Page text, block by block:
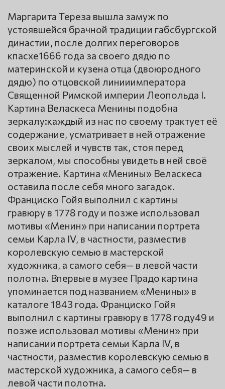
Маргарита Тереза вышла замуж по
устоявшейся брачной традиции габсбургской
династии, после долгих переговоров
кпасхе1666 года за своего дядю по
материнской и кузена отца (двоюродного
дядю) по отцовской линииимператора
Священной Римской империи Леопольда I.
Картина Веласкеса Менины подобна
зеркалу:каждый из нас по своему трактует её
содержание, усматривает в ней отражение
своих мыслей и чувств так, стоя перед
зеркалом, мы способны увидеть в ней своё
отражение. Картина «Менины» Веласкеса
оставила после себя много загадок.
Франциско Гойя выполнил с картины
гравюру в 1778 году и позже использовал
мотивы «Менин» при написании портрета
семьи Карла IV, в частности, разместив
королевскую семью в мастерской
художника, а самого себя— в левой части
полотна. Впервые в музее Прадо картина
упоминается под названием «Менины» в
каталоге 1843 года. Франциско Гойя
выполнил с картины гравюру в 1778 году49 и
позже использовал мотивы «Менин» при
написании портрета семьи Карла IV, в
частности, разместив королевскую семью в
мастерской художника, а самого себя— в
левой части полотна.